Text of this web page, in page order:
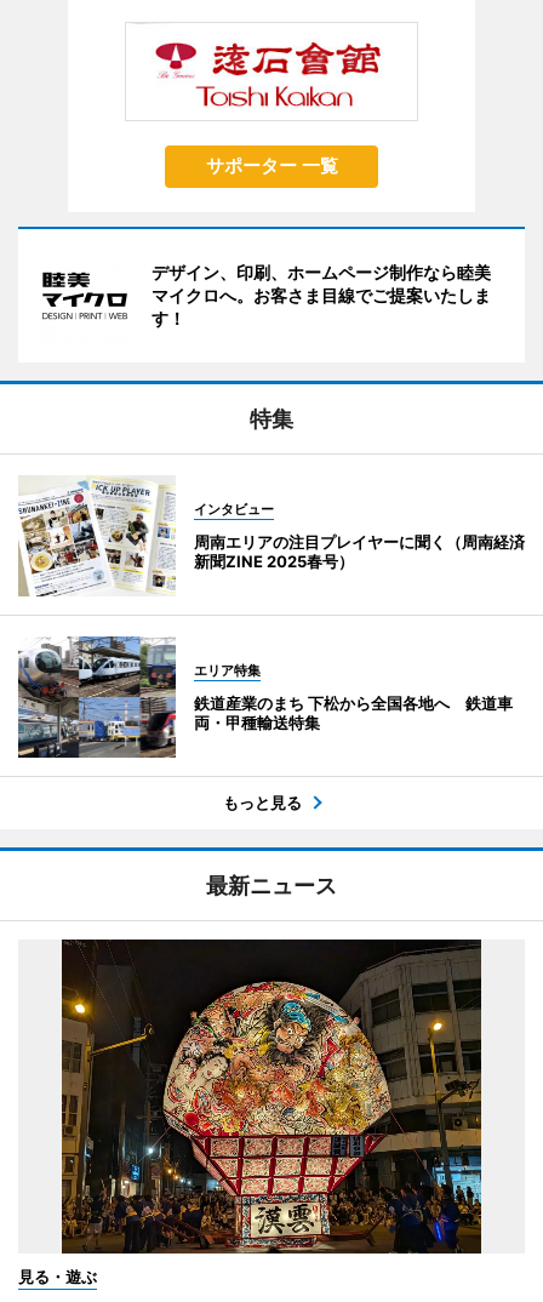
サポーター 一覧
デザイン、印刷、ホームページ制作なら睦美
マイクロへ。お客さま目線でご提案いたしま
す！
特集
インタビュー
周南エリアの注目プレイヤーに聞く（周南経済
新聞ZINE 2025春号）
エリア特集
鉄道産業のまち 下松から全国各地へ 鉄道車
両・甲種輸送特集
もっと見る
最新ニュース
見る・遊ぶ